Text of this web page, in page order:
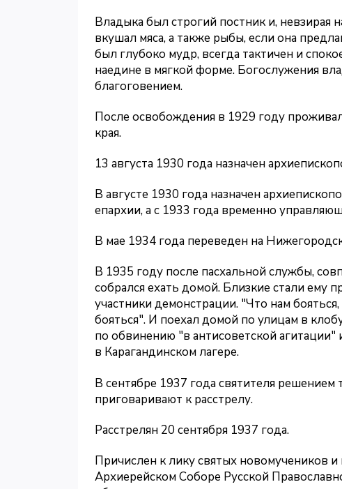
Владыка был строгий постник и, невзирая
вкушал мяса, а также рыбы, если она
был глубоко мудр, всегда тактичен и
наедине в мягкой форме. Богослужения
благоговением.
После освобождения в 1929 году
края.
13 августа 1930 года назначен
В августе 1930 года назначен
епархии, а с 1933 года временно
В мае 1934 года переведен на
В 1935 году после пасхальной службы,
собрался ехать домой. Близкие стали ему
участники демонстрации. "Что нам
бояться". И поехал домой по улицам в
по обвинению "в антисоветской
в Карагандинском лагере.
В сентябре 1937 года святителя решением
приговаривают к расстрелу.
Расстрелян 20 сентября 1937 года.
Причислен к лику святых новомучеников
Архиерейском Соборе Русской